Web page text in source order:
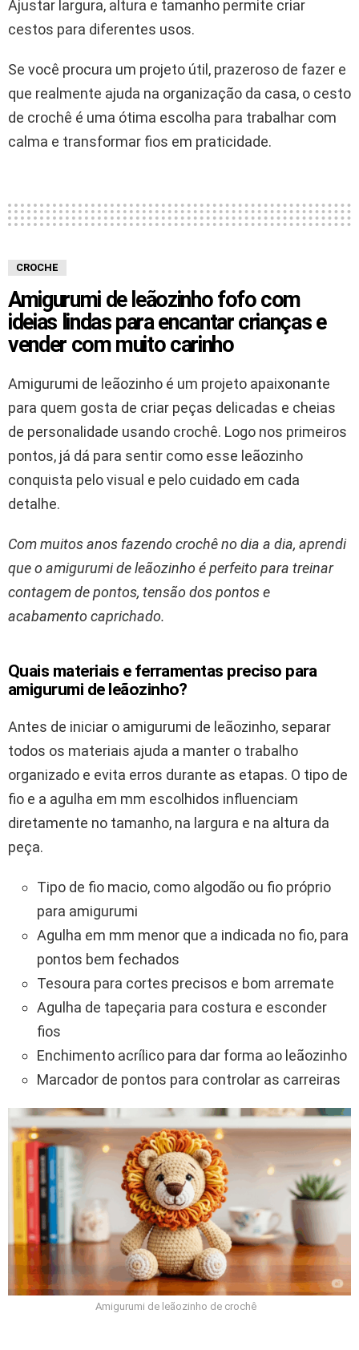
Ajustar largura, altura e tamanho permite criar
cestos para diferentes usos.
Se você procura um projeto útil, prazeroso de fazer e
que realmente ajuda na organização da casa, o cesto
de crochê é uma ótima escolha para trabalhar com
calma e transformar fios em praticidade.
CROCHE
Amigurumi de leãozinho fofo com
ideias lindas para encantar crianças e
vender com muito carinho
Amigurumi de leãozinho é um projeto apaixonante
para quem gosta de criar peças delicadas e cheias
de personalidade usando crochê. Logo nos primeiros
pontos, já dá para sentir como esse leãozinho
conquista pelo visual e pelo cuidado em cada
detalhe.
Com muitos anos fazendo crochê no dia a dia, aprendi
que o amigurumi de leãozinho é perfeito para treinar
contagem de pontos, tensão dos pontos e
acabamento caprichado.
Quais materiais e ferramentas preciso para
amigurumi de leãozinho?
Antes de iniciar o amigurumi de leãozinho, separar
todos os materiais ajuda a manter o trabalho
organizado e evita erros durante as etapas. O tipo de
fio e a agulha em mm escolhidos influenciam
diretamente no tamanho, na largura e na altura da
peça.
Tipo de fio macio, como algodão ou fio próprio
para amigurumi
Agulha em mm menor que a indicada no fio, para
pontos bem fechados
Tesoura para cortes precisos e bom arremate
Agulha de tapeçaria para costura e esconder
fios
Enchimento acrílico para dar forma ao leãozinho
Marcador de pontos para controlar as carreiras
Amigurumi de leãozinho de crochê